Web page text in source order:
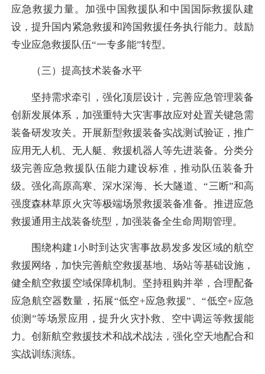
应急救援力量。加强中国救援队和中国国际救援队建
设，提升国内紧急救援和跨国救援任务执行能力。鼓励
专业应急救援队伍“一专多能”转型。
（三）提高技术装备水平
坚持需求牵引，强化顶层设计，完善应急管理装备
创新发展体系，加强重特大灾害事故应对处置关键急需
装备研发攻关。开展新型救援装备实战测试验证，推广
应用无人机、无人艇、救援机器人等先进装备。分类分
级完善应急救援队伍能力建设标准，推动队伍装备升
级。强化高原高寒、深水深海、长大隧道、“三断”和高
强度森林草原火灾等极端场景救援装备准备。推进应急
救援通用主战装备统型，加强装备全生命周期管理。
围绕构建1小时到达灾害事故易发多发区域的航空
救援网络，加快完善航空救援基地、场站等基础设施，
健全航空救援空域保障机制。坚持租购并举，合理配备
应急航空器数量，拓展“低空+应急救援”、“低空+应急
侦测”等场景应用，提升火灾扑救、空中调运等救援能
力。创新航空救援技术和战术战法，强化空天地配合和
实战训练演练。